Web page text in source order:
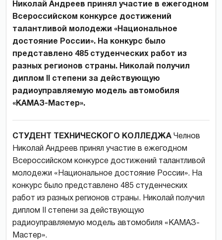
Николай Андреев принял участие в ежегодном
Всероссийском конкурсе достижений
талантливой молодежи «Национальное
достояние России». На конкурс было
представлено 485 студенческих работ из
разных регионов страны. Николай получил
диплом II степени за действующую
радиоуправляемую модель автомобиля
«КАМАЗ-Мастер».
СТУДЕНТ ТЕХНИЧЕСКОГО КОЛЛЕДЖА Челнов
Николай Андреев принял участие в ежегодном
Всероссийском конкурсе достижений талантливой
молодежи «Национальное достояние России». На
конкурс было представлено 485 студенческих
работ из разных регионов страны. Николай получил
диплом II степени за действующую
радиоуправляемую модель автомобиля «КАМАЗ-
Мастер».